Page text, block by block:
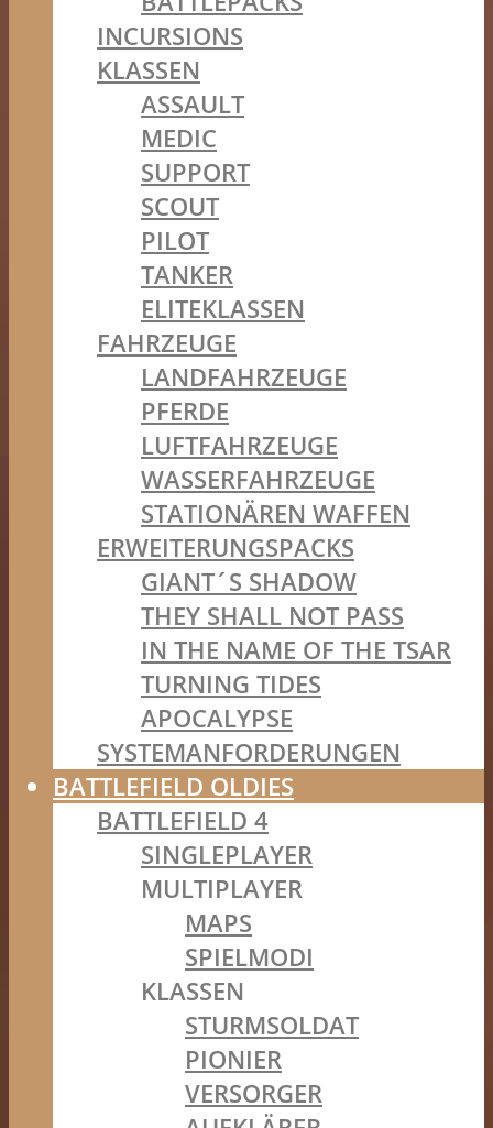
INCURSIONS
KLASSEN
ASSAULT
MEDIC
SUPPORT
SCOUT
PILOT
TANKER
ELITEKLASSEN
FAHRZEUGE
LANDFAHRZEUGE
PFERDE
LUFTFAHRZEUGE
WASSERFAHRZEUGE
STATIONÄREN WAFFEN
ERWEITERUNGSPACKS
GIANT´S SHADOW
THEY SHALL NOT PASS
IN THE NAME OF THE TSAR
TURNING TIDES
APOCALYPSE
SYSTEMANFORDERUNGEN
BATTLEFIELD OLDIES
BATTLEFIELD 4
SINGLEPLAYER
MULTIPLAYER
MAPS
SPIELMODI
KLASSEN
STURMSOLDAT
PIONIER
VERSORGER